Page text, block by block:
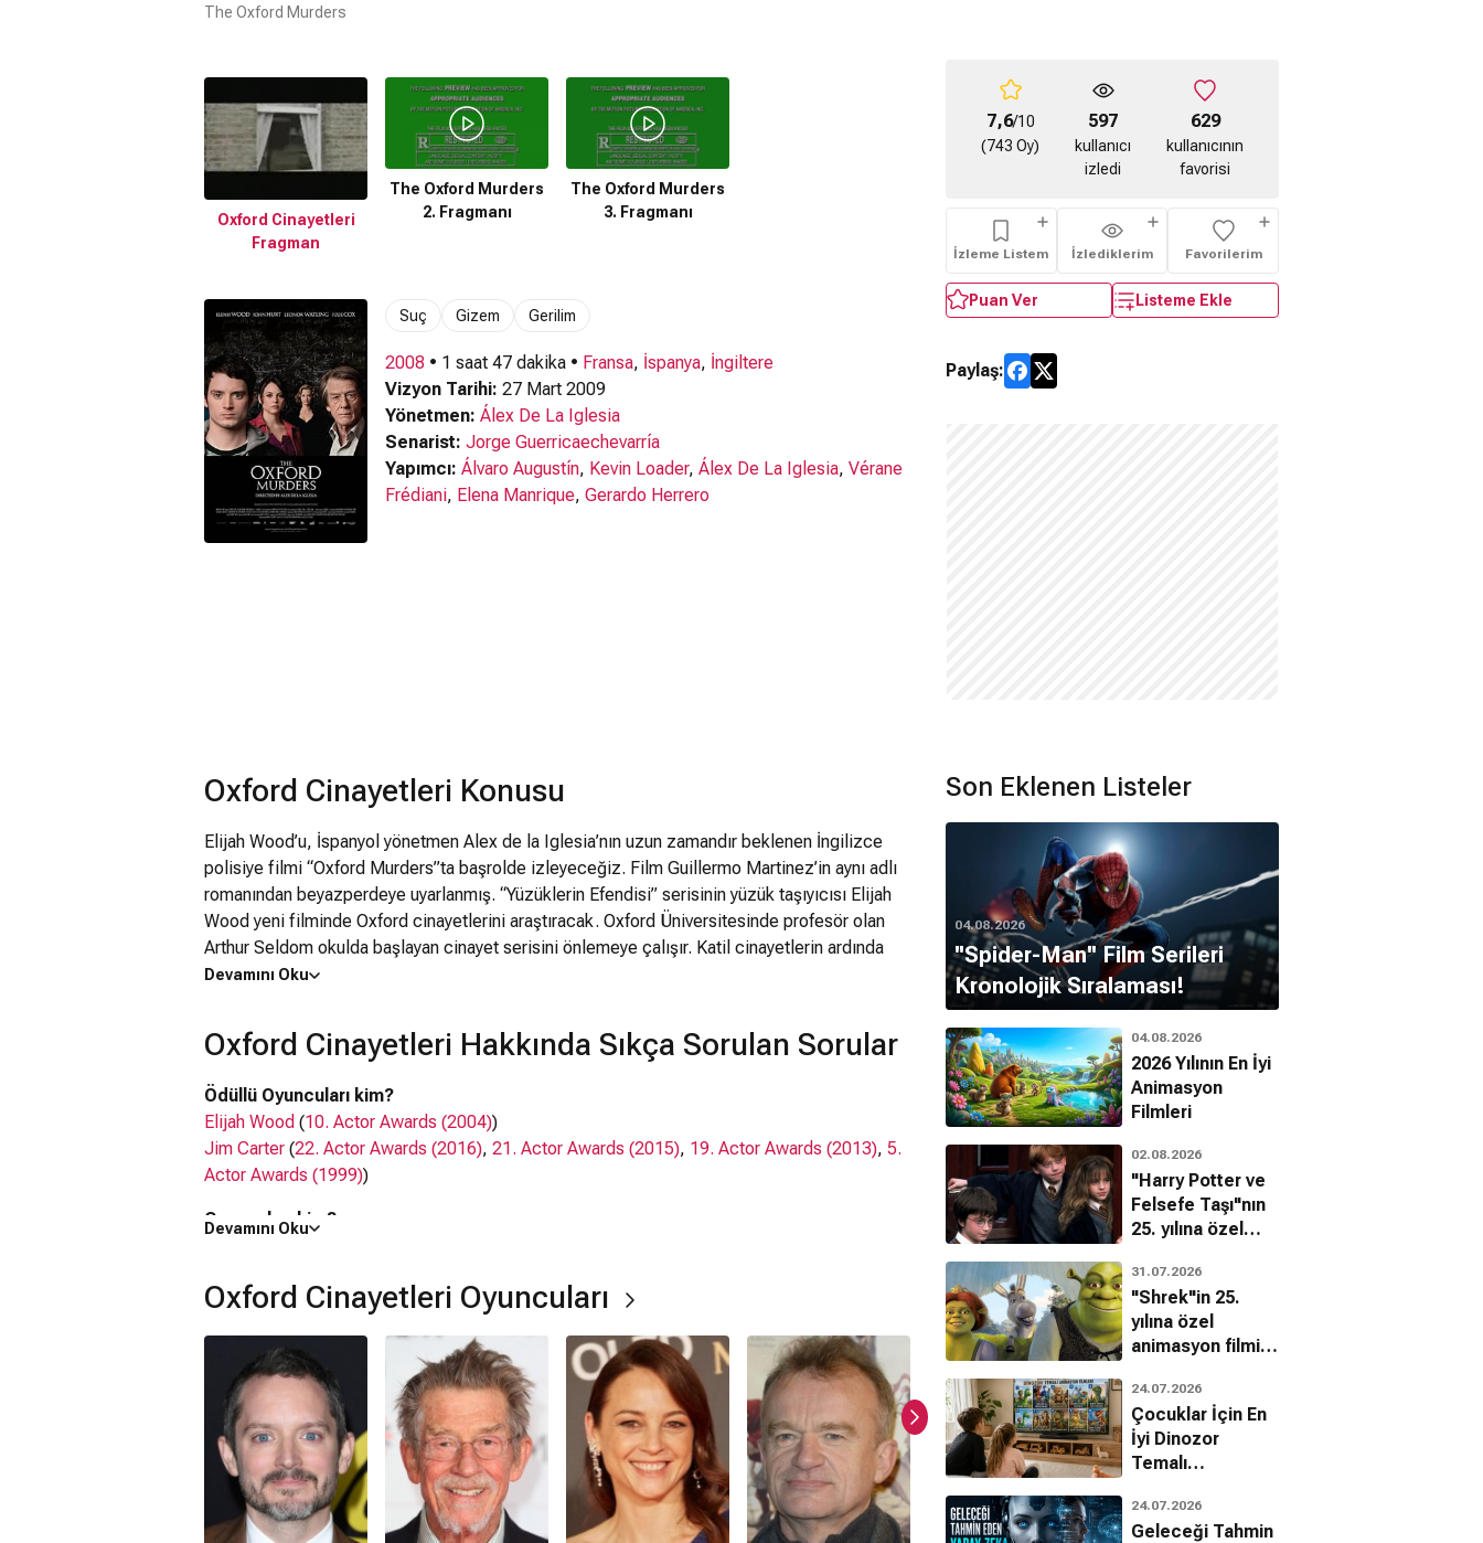
The Oxford Murders
Oxford Cinayetleri
Fragman
The Oxford Murders
2. Fragmanı
The Oxford Murders
3. Fragmanı
Suç Gizem Gerilim
2008 • 1 saat 47 dakika • Fransa, İspanya, İngiltere
Vizyon Tarihi: 27 Mart 2009
Yönetmen: Álex De La Iglesia
Senarist: Jorge Guerricaechevarría
Yapımcı: Álvaro Augustín, Kevin Loader, Álex De La Iglesia, Vérane
Frédiani, Elena Manrique, Gerardo Herrero
7,6/10
(743 Oy)
597
kullanıcı
izledi
629
kullanıcının
favorisi
İzleme Listem İzlediklerim Favorilerim
Puan Ver Listeme Ekle
Paylaş:
Oxford Cinayetleri Konusu
Elijah Wood’u, İspanyol yönetmen Alex de la Iglesia’nın uzun zamandır beklenen İngilizce
polisiye filmi “Oxford Murders”ta başrolde izleyeceğiz. Film Guillermo Martinez’in aynı adlı
romanından beyazperdeye uyarlanmış. “Yüzüklerin Efendisi” serisinin yüzük taşıyıcısı Elijah
Wood yeni filminde Oxford cinayetlerini araştıracak. Oxford Üniversitesinde profesör olan
Arthur Seldom okulda başlayan cinayet serisini önlemeye çalışır. Katil cinayetlerin ardında
matematiksel semboller bırakmaktadır. Katili durdurmak isteyen profesörün en büyük
karışınca, cinayetleri ‘Sherlock Holmes stiliyle’ mantık ve matematik sembolleri kullanarak
çözmeye çalışıyor.
Devamını Oku
Oxford Cinayetleri Hakkında Sıkça Sorulan Sorular
Ödüllü Oyuncuları kim?
Elijah Wood (10. Actor Awards (2004))
Jim Carter (22. Actor Awards (2016), 21. Actor Awards (2015), 19. Actor Awards (2013), 5.
Actor Awards (1999))
Oyuncuları kim?
Ne zaman çıktı?
Oxford Cinayetleri filmi nerede çekildi?
Oxford Cinayetleri filmi
Fransa,İspanya,İngiltere 'de çekilmiştir.
Kaç saat?
1 saat 47 dakika
IMDb puanı kaç?
6.1
Devamını Oku
Oxford Cinayetleri Oyuncuları
Son Eklenen Listeler
04.08.2026
''Spider-Man'' Film Serileri
Kronolojik Sıralaması!
04.08.2026
2026 Yılının En İyi
Animasyon
Filmleri
02.08.2026
"Harry Potter ve
Felsefe Taşı"nın
25. yılına özel
bilinmeyenleri!
31.07.2026
"Shrek"in 25.
yılına özel
animasyon filmin
24.07.2026
Çocuklar İçin En
İyi Dinozor
Temalı
Filmleri
24.07.2026
Geleceği Tahmin